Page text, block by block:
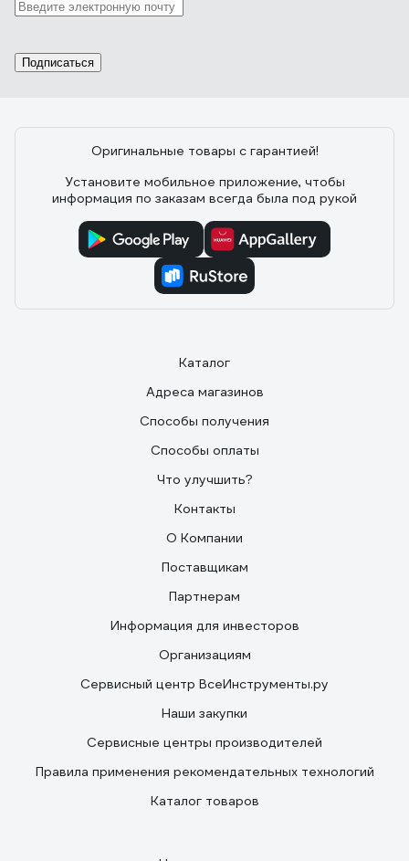
Подписаться
Оригинальные товары с гарантией!
Установите мобильное приложение, чтобы
информация по заказам всегда была под рукой
Каталог
Адреса магазинов
Способы получения
Способы оплаты
Что улучшить?
Контакты
О Компании
Поставщикам
Партнерам
Информация для инвесторов
Организациям
Сервисный центр ВсеИнструменты.ру
Наши закупки
Сервисные центры производителей
Правила применения рекомендательных технологий
Каталог товаров